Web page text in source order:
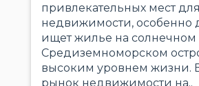
привлекательных мест
недвижимости, особенно
ищет жилье на солнечном
Средиземноморском
высоким уровнем жизни.
рынок недвижимости на..